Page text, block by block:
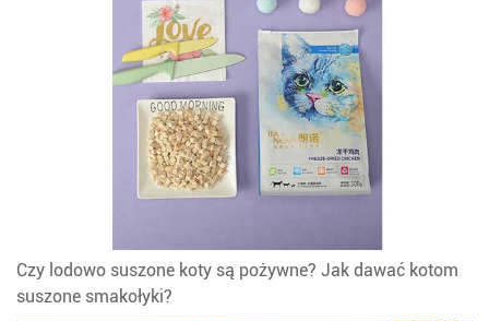
Czy lodowo suszone koty są pożywne? Jak dawać kotom
suszone smakołyki?